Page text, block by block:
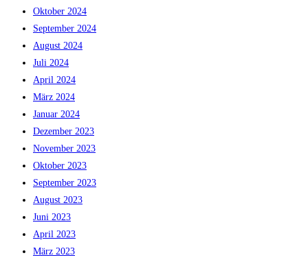
Oktober 2024
September 2024
August 2024
Juli 2024
April 2024
März 2024
Januar 2024
Dezember 2023
November 2023
Oktober 2023
September 2023
August 2023
Juni 2023
April 2023
März 2023